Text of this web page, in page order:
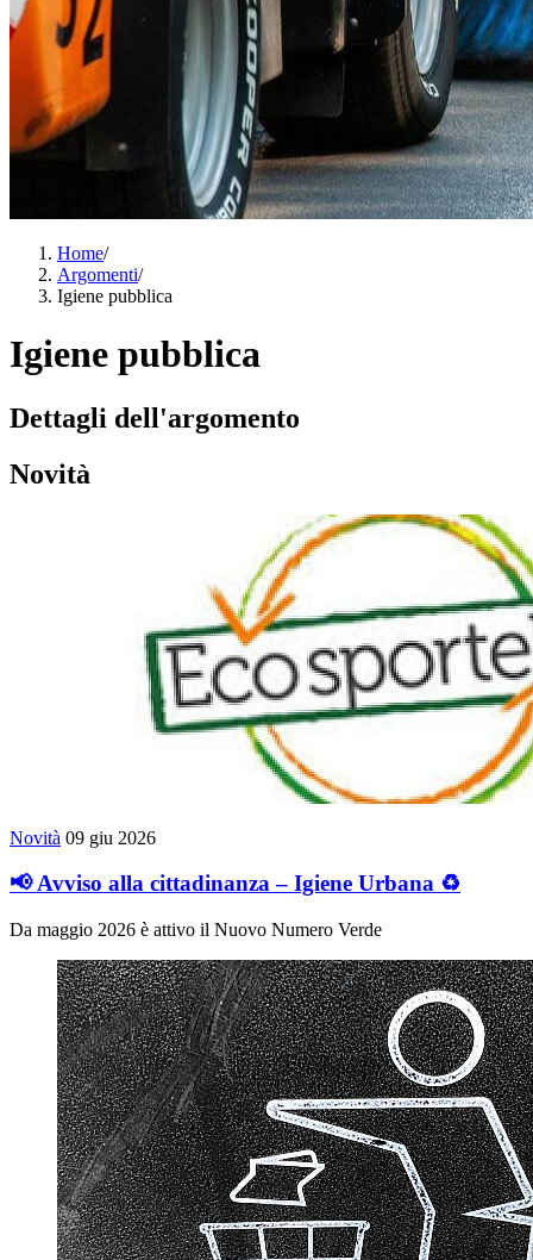
Home/
Argomenti/
Igiene pubblica
Igiene pubblica
Dettagli dell'argomento
Novità
Novità 09 giu 2026
📢 Avviso alla cittadinanza – Igiene Urbana ♻️
Da maggio 2026 è attivo il Nuovo Numero Verde